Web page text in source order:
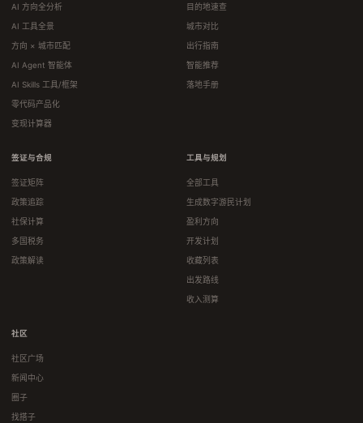
AI 方向全分析
AI 工具全景
方向 × 城市匹配
AI Agent 智能体
AI Skills 工具/框架
零代码产品化
变现计算器
目的地速查
城市对比
出行指南
智能推荐
落地手册
签证与合规
签证矩阵
政策追踪
社保计算
多国税务
政策解读
工具与规划
全部工具
生成数字游民计划
盈利方向
开发计划
收藏列表
出发路线
收入测算
社区
社区广场
新闻中心
圈子
找搭子